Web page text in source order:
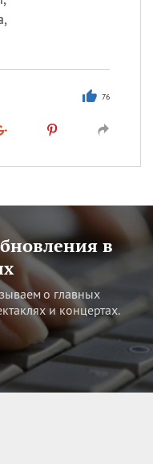
76
в
о главных
и концертах.